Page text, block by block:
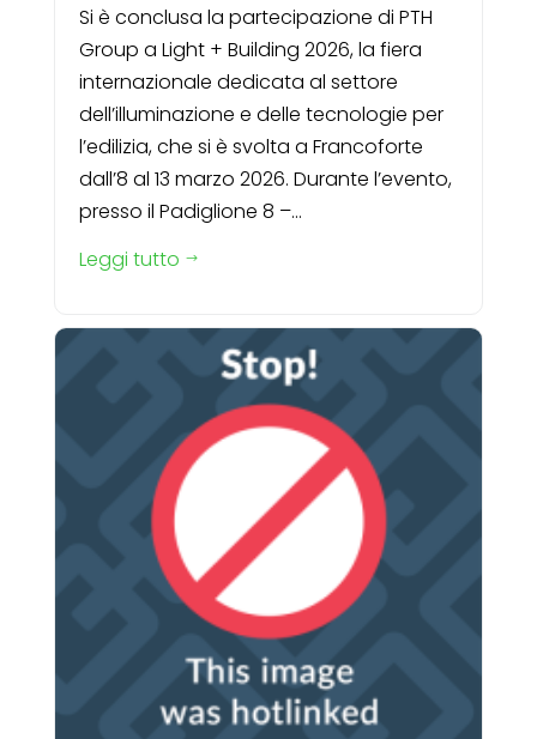
Si è conclusa la partecipazione di PTH
Group a Light + Building 2026, la fiera
internazionale dedicata al settore
dell’illuminazione e delle tecnologie per
l’edilizia, che si è svolta a Francoforte
dall’8 al 13 marzo 2026. Durante l’evento,
presso il Padiglione 8 –...
Leggi tutto $